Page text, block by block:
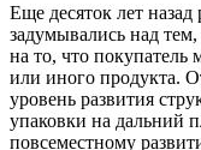
Еще десяток лет
задумывались над
на то, что покупатель
или иного продукта.
уровень развития
упаковки на дальний
повсеместному